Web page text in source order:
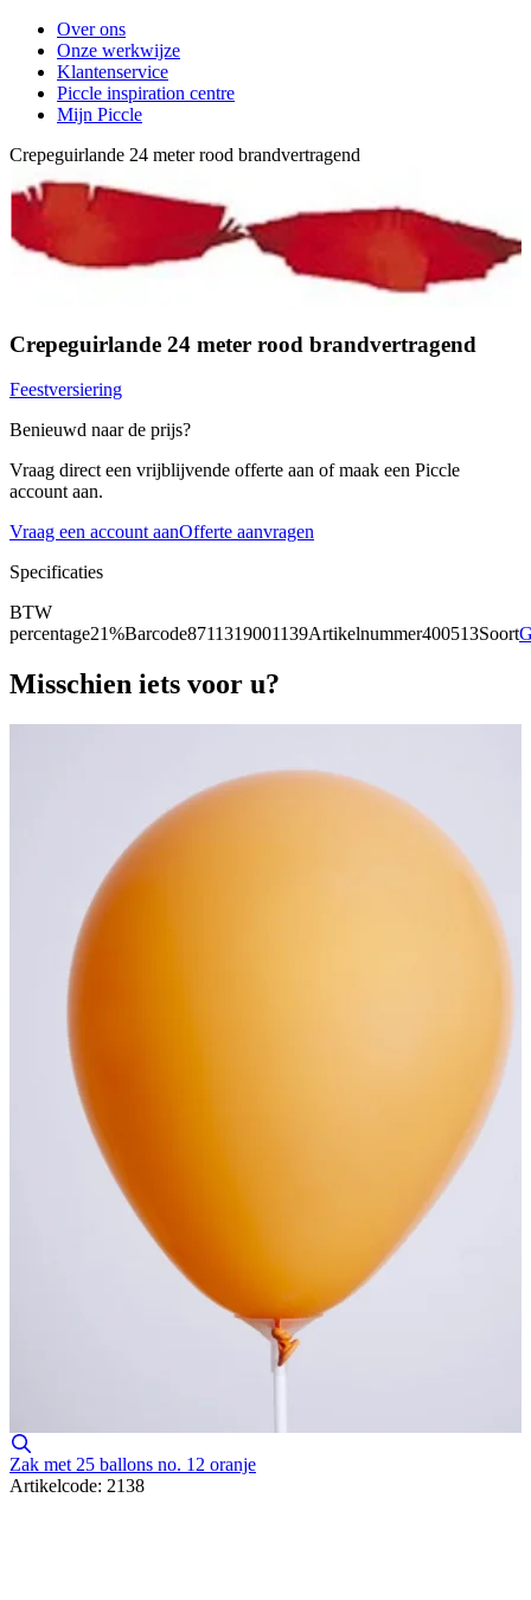
Over ons
Onze werkwijze
Klantenservice
Piccle inspiration centre
Mijn Piccle
Crepeguirlande 24 meter rood brandvertragend
Crepeguirlande 24 meter rood brandvertragend
Feestversiering
Benieuwd naar de prijs?
Vraag direct een vrijblijvende offerte aan of maak een Piccle
account aan.
Vraag een account aanOfferte aanvragen
Specificaties
BTW
percentage21%Barcode8711319001139Artikelnummer400513Soort
Misschien iets voor u?
Zak met 25 ballons no. 12 oranje
Artikelcode: 2138